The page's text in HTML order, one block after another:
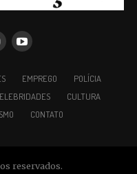
EMPREGO
POLÍCIA
CULTURA
CONTATO
reservados.